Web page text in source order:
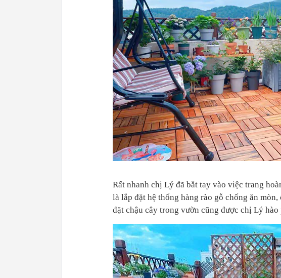
Rất nhanh chị Lý đã bắt tay vào việc trang
là lắp đặt hệ thống hàng rào gỗ chống ăn
đặt chậu cây trong vườn cũng được chị Lý